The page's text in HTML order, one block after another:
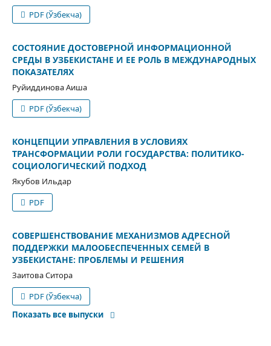
PDF (Ўзбекча)
СОСТОЯНИЕ ДОСТОВЕРНОЙ ИНФОРМАЦИОННОЙ
СРЕДЫ В УЗБЕКИСТАНЕ И ЕЕ РОЛЬ В МЕЖДУНАРОДНЫХ
ПОКАЗАТЕЛЯХ
Руйиддинова Аиша
PDF (Ўзбекча)
КОНЦЕПЦИИ УПРАВЛЕНИЯ В УСЛОВИЯХ
ТРАНСФОРМАЦИИ РОЛИ ГОСУДАРСТВА: ПОЛИТИКО-
СОЦИОЛОГИЧЕСКИЙ ПОДХОД
Якубов Ильдар
PDF
СОВЕРШЕНСТВОВАНИЕ МЕХАНИЗМОВ АДРЕСНОЙ
ПОДДЕРЖКИ МАЛООБЕСПЕЧЕННЫХ СЕМЕЙ В
УЗБЕКИСТАНЕ: ПРОБЛЕМЫ И РЕШЕНИЯ
Заитова Ситора
PDF (Ўзбекча)
Показать все выпуски